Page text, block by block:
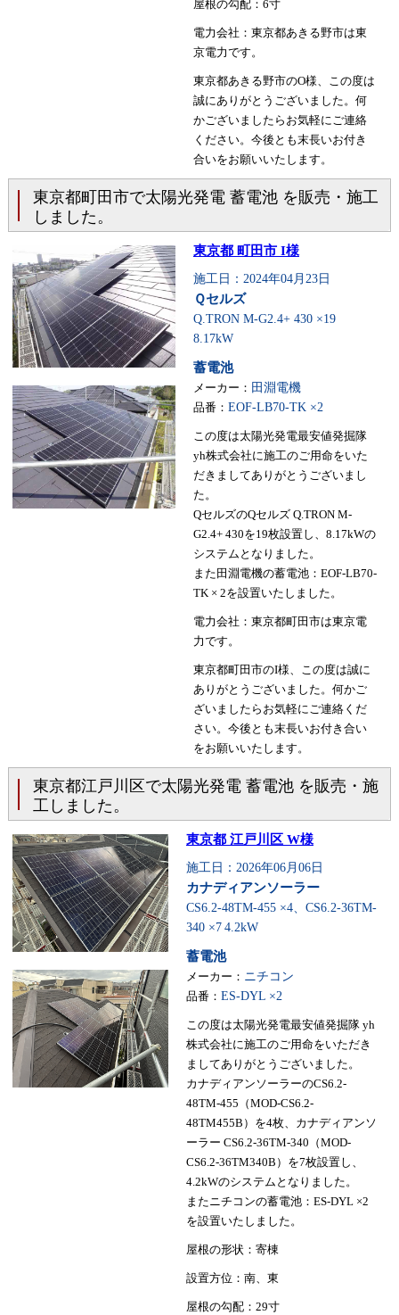
屋根の勾配：6寸
電力会社：東京都あきる野市は東
京電力です。
東京都あきる野市のO様、この度は
誠にありがとうございました。何
かございましたらお気軽にご連絡
ください。今後とも末長いお付き
合いをお願いいたします。
東京都町田市で太陽光発電 蓄電池 を販売・施工
しました。
東京都 町田市 I様
施工日：2024年04月23日
Ｑセルズ
Q.TRON M-G2.4+ 430 ×19
8.17kW
蓄電池
メーカー： 田淵電機
品番： EOF-LB70-TK ×2
この度は太陽光発電最安値発掘隊
yh株式会社に施工のご用命をいた
だきましてありがとうございまし
た。
QセルズのQセルズ Q.TRON M-
G2.4+ 430を19枚設置し、8.17kWの
システムとなりました。
また田淵電機の蓄電池：EOF-LB70-
TK × 2を設置いたしました。
電力会社：東京都町田市は東京電
力です。
東京都町田市のI様、この度は誠に
ありがとうございました。何かご
ざいましたらお気軽にご連絡くだ
さい。今後とも末長いお付き合い
をお願いいたします。
東京都江戸川区で太陽光発電 蓄電池 を販売・施
工しました。
東京都 江戸川区 W様
施工日：2026年06月06日
カナディアンソーラー
CS6.2-48TM-455 ×4、CS6.2-36TM-
340 ×7 4.2kW
蓄電池
メーカー： ニチコン
品番： ES-DYL ×2
この度は太陽光発電最安値発掘隊 yh
株式会社に施工のご用命をいただき
ましてありがとうございました。
カナディアンソーラーのCS6.2-
48TM-455（MOD-CS6.2-
48TM455B）を4枚、カナディアンソ
ーラー CS6.2-36TM-340（MOD-
CS6.2-36TM340B）を7枚設置し、
4.2kWのシステムとなりました。
またニチコンの蓄電池：ES-DYL ×2
を設置いたしました。
屋根の形状：寄棟
設置方位：南、東
屋根の勾配：29寸